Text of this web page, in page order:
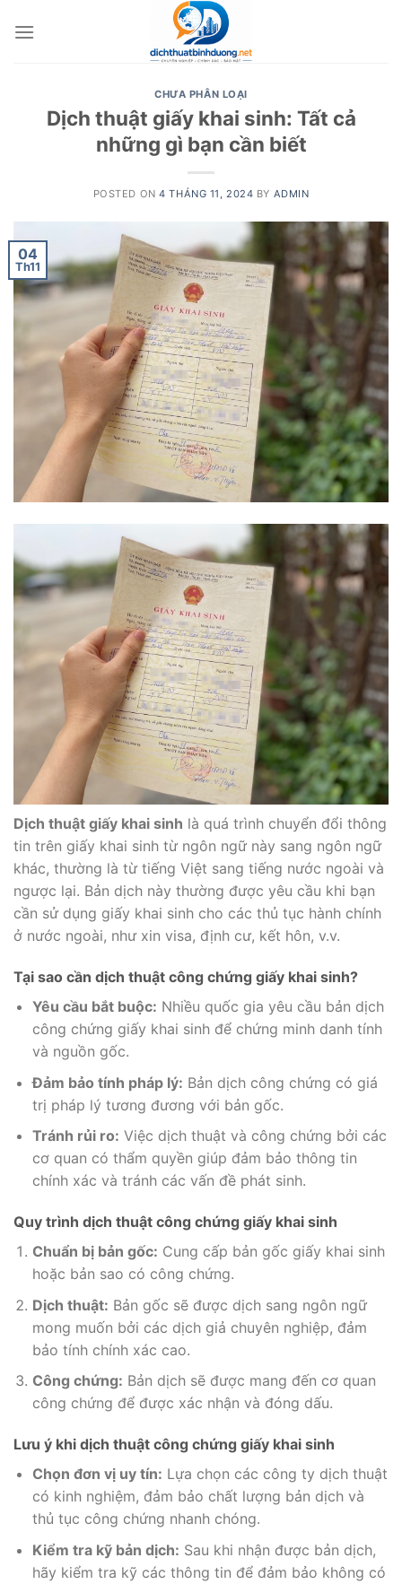
CHƯA PHÂN LOẠI
Dịch thuật giấy khai sinh: Tất cả
những gì bạn cần biết
POSTED ON4 THÁNG 11, 2024 BY ADMIN
04
Th11
Dịch thuật giấy khai sinh là quá trình chuyển đổi thông
tin trên giấy khai sinh từ ngôn ngữ này sang ngôn ngữ
khác, thường là từ tiếng Việt sang tiếng nước ngoài và
ngược lại. Bản dịch này thường được yêu cầu khi bạn
cần sử dụng giấy khai sinh cho các thủ tục hành chính
ở nước ngoài, như xin visa, định cư, kết hôn, v.v.
Tại sao cần dịch thuật công chứng giấy khai sinh?
Yêu cầu bắt buộc: Nhiều quốc gia yêu cầu bản dịch
công chứng giấy khai sinh để chứng minh danh tính
và nguồn gốc.
Đảm bảo tính pháp lý: Bản dịch công chứng có giá
trị pháp lý tương đương với bản gốc.
Tránh rủi ro: Việc dịch thuật và công chứng bởi các
cơ quan có thẩm quyền giúp đảm bảo thông tin
chính xác và tránh các vấn đề phát sinh.
Quy trình dịch thuật công chứng giấy khai sinh
Chuẩn bị bản gốc: Cung cấp bản gốc giấy khai sinh
hoặc bản sao có công chứng.
Dịch thuật: Bản gốc sẽ được dịch sang ngôn ngữ
mong muốn bởi các dịch giả chuyên nghiệp, đảm
bảo tính chính xác cao.
Công chứng: Bản dịch sẽ được mang đến cơ quan
công chứng để được xác nhận và đóng dấu.
Lưu ý khi dịch thuật công chứng giấy khai sinh
Chọn đơn vị uy tín: Lựa chọn các công ty dịch thuật
có kinh nghiệm, đảm bảo chất lượng bản dịch và
thủ tục công chứng nhanh chóng.
Kiểm tra kỹ bản dịch: Sau khi nhận được bản dịch,
hãy kiểm tra kỹ các thông tin để đảm bảo không có